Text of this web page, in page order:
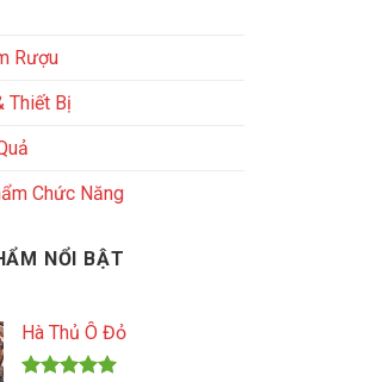
Rượu
Thiết Bị
Chức Năng
NỔI BẬT
Hà Thủ Ô Đỏ